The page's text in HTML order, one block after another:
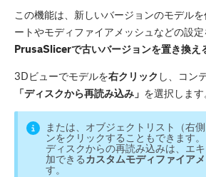
この機能は、新しいバージョンのモデル
ートやモディファイアメッシュなどの設定
PrusaSlicerで古いバージョンを置き換え
3Dビューでモデルを右クリック し、コン
「ディスクから再読み込み」 を選択します
または、オブジェクトリスト（右
ンをクリックすることもできます。
ディスクからの再読み込みは、エ
加できるカスタムモディファイア
す。